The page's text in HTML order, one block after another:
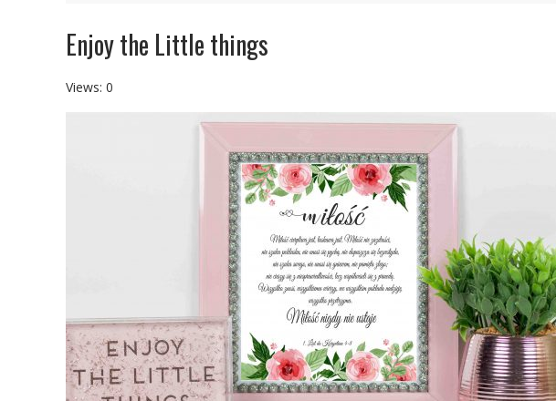
Enjoy the Little things
Views: 0